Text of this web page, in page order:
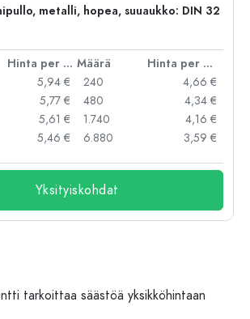
metalli, hopea, suuaukko: DIN 32
Hinta per kpl Määrä
Hinta per kpl
5,94 €
5,77 €
5,61 €
5,46 €
240
4,66 €
480
4,34 €
1.740
4,16 €
6.880
3,59 €
Yksityiskohdat
tarkoittaa säästöä yksikköhintaan